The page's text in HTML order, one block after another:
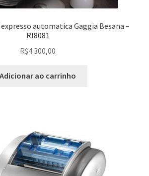
automatica Gaggia Besana –
RI8081
R$4.300,00
Adicionar ao carrinho